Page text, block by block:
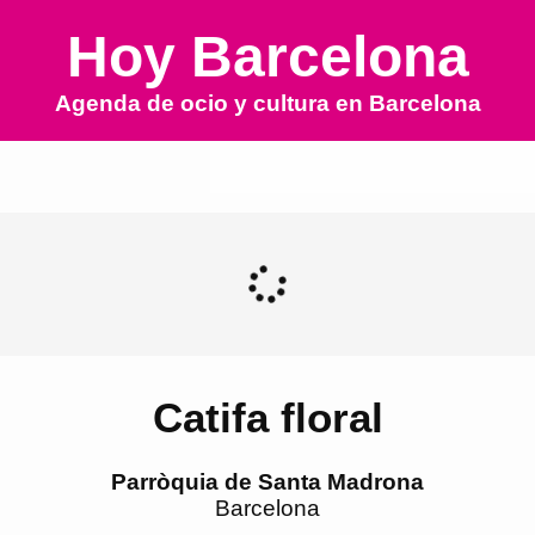
Hoy Barcelona
Agenda de ocio y cultura en Barcelona
Catifa floral
Parròquia de Santa Madrona
Barcelona